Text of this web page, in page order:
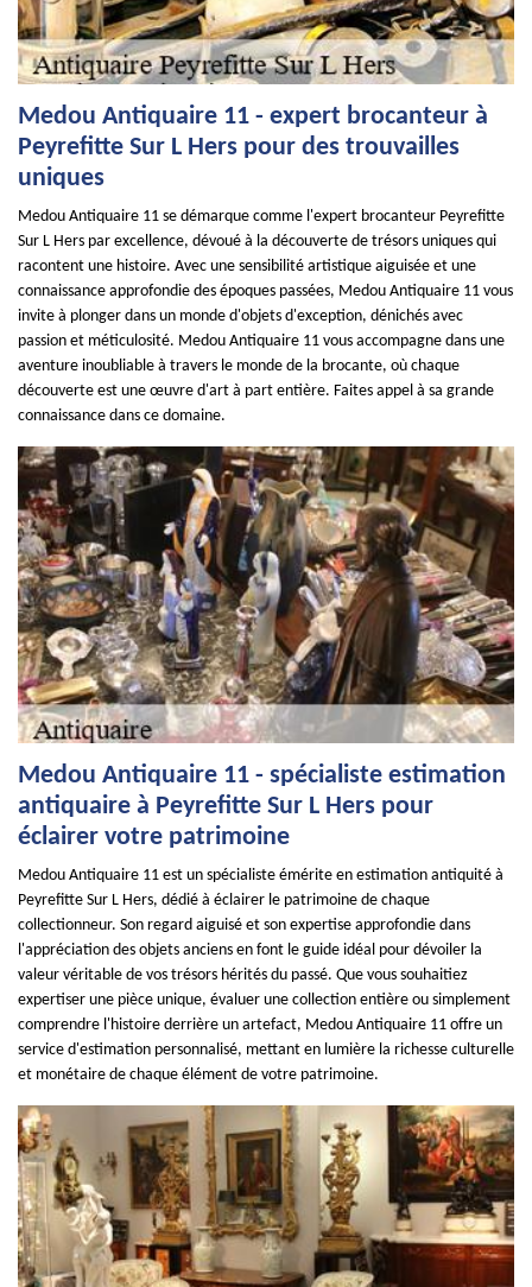
Medou Antiquaire 11 - expert brocanteur à
Peyrefitte Sur L Hers pour des trouvailles
uniques
Medou Antiquaire 11 se démarque comme l'expert brocanteur Peyrefitte
Sur L Hers par excellence, dévoué à la découverte de trésors uniques qui
racontent une histoire. Avec une sensibilité artistique aiguisée et une
connaissance approfondie des époques passées, Medou Antiquaire 11 vous
invite à plonger dans un monde d'objets d'exception, dénichés avec
passion et méticulosité. Medou Antiquaire 11 vous accompagne dans une
aventure inoubliable à travers le monde de la brocante, où chaque
découverte est une œuvre d'art à part entière. Faites appel à sa grande
connaissance dans ce domaine.
Medou Antiquaire 11 - spécialiste estimation
antiquaire à Peyrefitte Sur L Hers pour
éclairer votre patrimoine
Medou Antiquaire 11 est un spécialiste émérite en estimation antiquité à
Peyrefitte Sur L Hers, dédié à éclairer le patrimoine de chaque
collectionneur. Son regard aiguisé et son expertise approfondie dans
l'appréciation des objets anciens en font le guide idéal pour dévoiler la
valeur véritable de vos trésors hérités du passé. Que vous souhaitiez
expertiser une pièce unique, évaluer une collection entière ou simplement
comprendre l'histoire derrière un artefact, Medou Antiquaire 11 offre un
service d'estimation personnalisé, mettant en lumière la richesse culturelle
et monétaire de chaque élément de votre patrimoine.